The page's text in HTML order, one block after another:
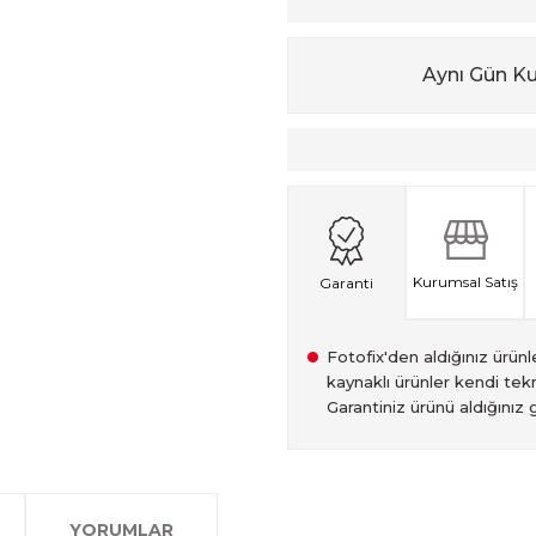
Aynı Gün
Garanti Kurumsal Satış
Fotofix'den aldığınız
kaynaklı ürünler kendi
Garantiniz ürünü
YORUMLAR